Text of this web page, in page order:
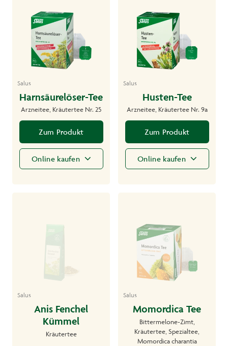
Salus
Harnsäurelöser-Tee
Arzneitee, Kräutertee Nr. 25
Zum Produkt
Online kaufen
Salus
Husten-Tee
Arzneitee, Kräutertee Nr. 9a
Zum Produkt
Online kaufen
Salus
Anis Fenchel
Kümmel
Kräutertee
Salus
Momordica Tee
Bittermelone-Zimt,
Kräutertee, Spezialtee,
Momordica charantia